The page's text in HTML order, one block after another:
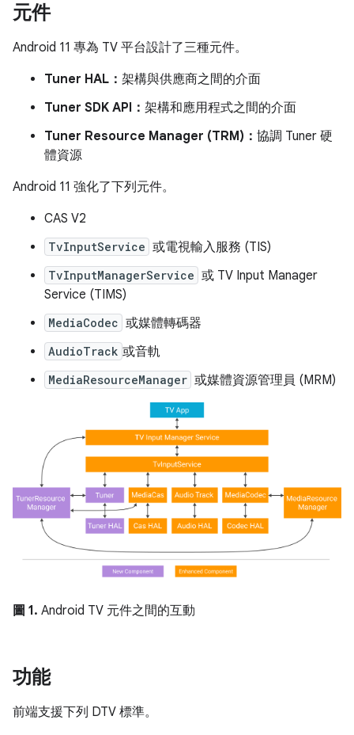
元件
Android 11 專為 TV 平台設計了三種元件。
Tuner HAL： 架構與供應商之間的介面
Tuner SDK API： 架構和應用程式之間的介面
Tuner Resource Manager (TRM)： 協調 Tuner 硬
體資源
Android 11 強化了下列元件。
CAS V2
TvInputService 或電視輸入服務 (TIS)
TvInputManagerService 或 TV Input Manager
Service (TIMS)
MediaCodec 或媒體轉碼器
AudioTrack 或音軌
MediaResourceManager 或媒體資源管理員 (MRM)
圖 1. Android TV 元件之間的互動
功能
前端支援下列 DTV 標準。